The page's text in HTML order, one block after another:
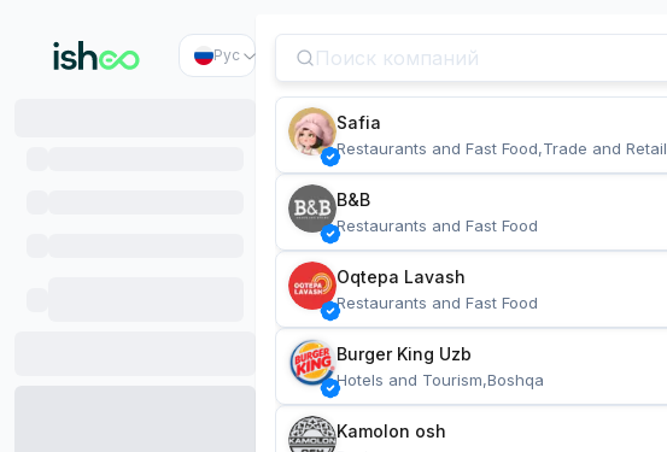
Рус
Safia
Restaurants and Fast Food,Trade and Retail
B&B
Restaurants and Fast Food
Oqtepa Lavash
Restaurants and Fast Food
Burger King Uzb
Hotels and Tourism,Boshqa
Kamolon osh